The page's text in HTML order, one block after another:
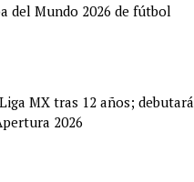
del Mundo 2026 de fútbol
MX tras 12 años; debutará
2026